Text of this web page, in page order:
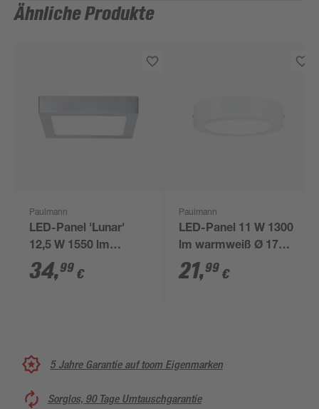
Ähnliche Produkte
Paulmann
LED-Panel 'Lunar'
12,5 W 1550 lm
warmweiß 22,5 x 3,8 x
22,5 cm
34,99 €
Paulmann
LED-Panel 11 W 1300
lm warmweiß Ø 17
cm
21,99 €
5 Jahre Garantie auf toom Eigenmarken
Sorglos, 90 Tage Umtauschgarantie